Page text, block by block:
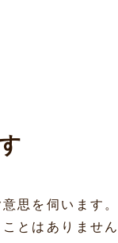
思を伺います
とはありませ